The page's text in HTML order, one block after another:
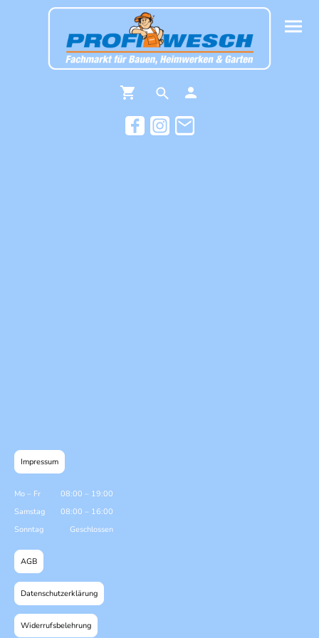
Impressum
Mo – Fr 08:00 – 19:00
Samstag
08:00 – 16:00
Sonntag
Geschlossen
AGB
Datenschutzerklärung
Widerrufsbelehrung